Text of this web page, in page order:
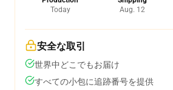
Today
Aug. 12
安全な取引
世界中どこでもお届け
すべての小包に追跡番号を提供